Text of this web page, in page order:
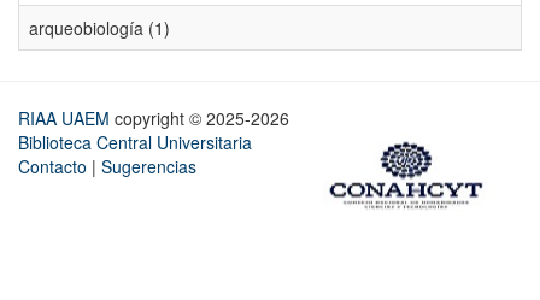
arqueobiología (1)
RIAA UAEM copyright © 2025-2026
Biblioteca Central Universitaria
Contacto | Sugerencias